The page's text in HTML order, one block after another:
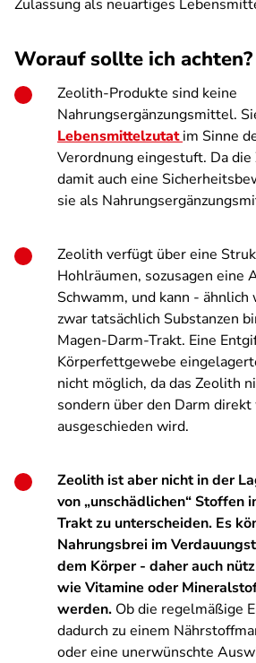
Zulassung als neuartiges
Worauf sollte ich achten?
Zeolith-Produkte sind keine
Nahrungsergänzungsmittel.
Lebensmittelzutatim Sinne
Verordnung eingestuft. Da die
damit auch eine
sie als
Zeolith verfügt über eine
Hohlräumen, sozusagen eine
Schwamm, und kann -
zwar tatsächlich Substanzen
Magen-Darm-Trakt. Eine
Körperfettgewebe
nicht möglich, da das Zeolith
sondern über den Darm
ausgeschieden wird.
Zeolith ist aber nicht in der
von „unschädlichen“ Stoffen
Trakt zu unterscheiden. Es
Nahrungsbrei im
dem Körper - daher auch
wie Vitamine oder
werden. Ob die regelmäßige
dadurch zu einem
oder eine unerwünschte